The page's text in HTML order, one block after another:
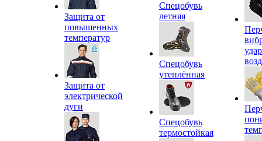
Защита от
повышенных
температур
Защита от
электрической
дуги
Спецобувь
летняя
Спецобувь
утеплённая
Спецобувь
термостойкая